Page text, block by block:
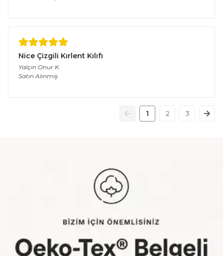
Nice Çizgili Kırlent Kılıfı
Yalçın Onur K.
Satın Alınmış
1 2 3